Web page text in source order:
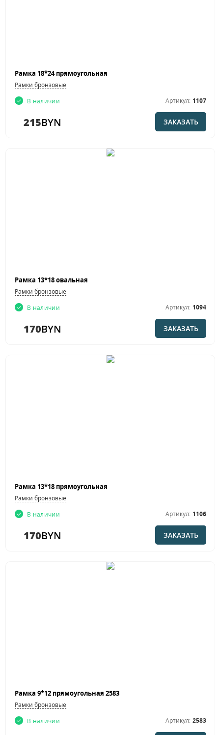
Рамка 18*24 прямоугольная
Рамки бронзовые
В наличии
Артикул: 1107
215BYN ЗАКАЗАТЬ
Рамка 13*18 овальная
Рамки бронзовые
В наличии
Артикул: 1094
170BYN ЗАКАЗАТЬ
Рамка 13*18 прямоугольная
Рамки бронзовые
В наличии
Артикул: 1106
170BYN ЗАКАЗАТЬ
Рамка 9*12 прямоугольная 2583
Рамки бронзовые
В наличии
Артикул: 2583